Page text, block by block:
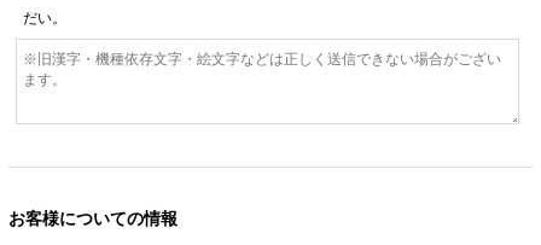
だい。
お客様についての情報